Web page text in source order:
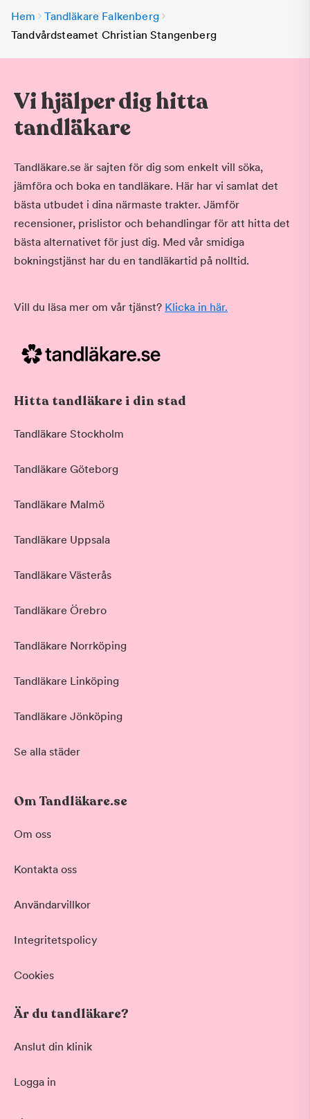
Hem
Tandläkare Falkenberg
Tandvårdsteamet Christian Stangenberg
Vi hjälper dig hitta
tandläkare
Tandläkare.se är sajten för dig som enkelt vill söka,
jämföra och boka en tandläkare. Här har vi samlat det
bästa utbudet i dina närmaste trakter. Jämför
recensioner, prislistor och behandlingar för att hitta det
bästa alternativet för just dig. Med vår smidiga
bokningstjänst har du en tandläkartid på nolltid.
Vill du läsa mer om vår tjänst? Klicka in här.
Hitta tandläkare i din stad
Tandläkare Stockholm
Tandläkare Göteborg
Tandläkare Malmö
Tandläkare Uppsala
Tandläkare Västerås
Tandläkare Örebro
Tandläkare Norrköping
Tandläkare Linköping
Tandläkare Jönköping
Se alla städer
Om Tandläkare.se
Om oss
Kontakta oss
Användarvillkor
Integritetspolicy
Cookies
Är du tandläkare?
Anslut din klinik
Logga in